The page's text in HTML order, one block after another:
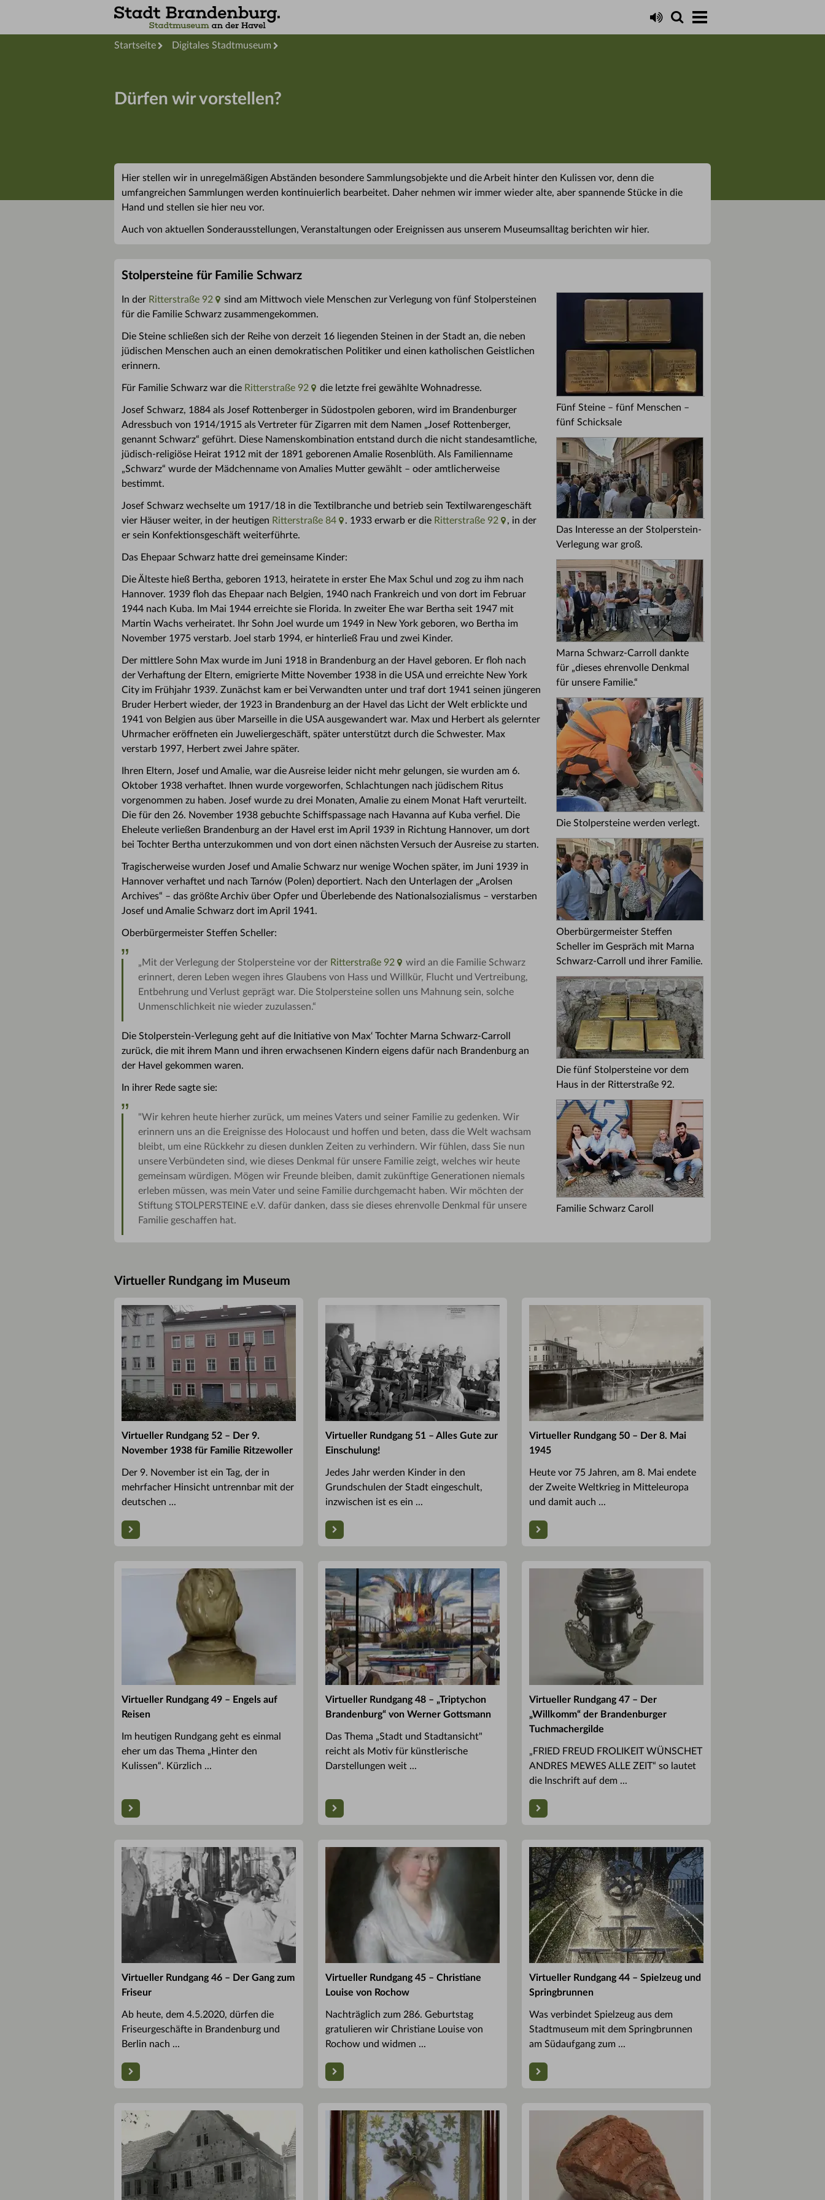
Startseite Digitales Stadtmuseum
Dürfen wir vorstellen?
Hier stellen wir in unregelmäßigen Abständen besondere Sammlungsobjekte und die Arbeit hinter den Kulissen vor, denn die
umfangreichen Sammlungen werden kontinuierlich bearbeitet. Daher nehmen wir immer wieder alte, aber spannende Stücke in die
Hand und stellen sie hier neu vor.
Auch von aktuellen Sonderausstellungen, Veranstaltungen oder Ereignissen aus unserem Museumsalltag berichten wir hier.
Stolpersteine für Familie Schwarz
Fünf Steine – fünf Menschen –
fünf Schicksale
Das Interesse an der Stolperstein-
Verlegung war groß.
Marna Schwarz-Carroll dankte
für „dieses ehrenvolle Denkmal
für unsere Familie.“
Die Stolpersteine werden verlegt.
Oberbürgermeister Steffen
Scheller im Gespräch mit Marna
Schwarz-Carroll und ihrer Familie.
Die fünf Stolpersteine vor dem
Haus in der Ritterstraße 92.
Familie Schwarz Caroll
In der Ritterstraße 92
sind am Mittwoch viele Menschen zur Verlegung von fünf Stolpersteinen
für die Familie Schwarz zusammengekommen.
Die Steine schließen sich der Reihe von derzeit 16 liegenden Steinen in der Stadt an, die neben
jüdischen Menschen auch an einen demokratischen Politiker und einen katholischen Geistlichen
erinnern.
Für Familie Schwarz war die Ritterstraße 92 die letzte frei gewählte Wohnadresse.
Josef Schwarz, 1884 als Josef Rottenberger in Südostpolen geboren, wird im Brandenburger
Adressbuch von 1914/1915 als Vertreter für Zigarren mit dem Namen „Josef Rottenberger,
genannt Schwarz“ geführt. Diese Namenskombination entstand durch die nicht standesamtliche,
jüdisch-religiöse Heirat 1912 mit der 1891 geborenen Amalie Rosenblüth. Als Familienname
„Schwarz“ wurde der Mädchenname von Amalies Mutter gewählt – oder amtlicherweise
bestimmt.
Josef Schwarz wechselte um 1917/18 in die Textilbranche und betrieb sein Textilwarengeschäft
vier Häuser weiter, in der heutigen Ritterstraße 84 . 1933 erwarb er die Ritterstraße 92
, in der
er sein Konfektionsgeschäft weiterführte.
Das Ehepaar Schwarz hatte drei gemeinsame Kinder:
Die Älteste hieß Bertha, geboren 1913, heiratete in erster Ehe Max Schul und zog zu ihm nach
Hannover. 1939 floh das Ehepaar nach Belgien, 1940 nach Frankreich und von dort im Februar
1944 nach Kuba. Im Mai 1944 erreichte sie Florida. In zweiter Ehe war Bertha seit 1947 mit
Martin Wachs verheiratet. Ihr Sohn Joel wurde um 1949 in New York geboren, wo Bertha im
November 1975 verstarb. Joel starb 1994, er hinterließ Frau und zwei Kinder.
Der mittlere Sohn Max wurde im Juni 1918 in Brandenburg an der Havel geboren. Er floh nach
der Verhaftung der Eltern, emigrierte Mitte November 1938 in die USA und erreichte New York
City im Frühjahr 1939. Zunächst kam er bei Verwandten unter und traf dort 1941 seinen jüngeren
Bruder Herbert wieder, der 1923 in Brandenburg an der Havel das Licht der Welt erblickte und
1941 von Belgien aus über Marseille in die USA ausgewandert war. Max und Herbert als gelernter
Uhrmacher eröffneten ein Juweliergeschäft, später unterstützt durch die Schwester. Max
verstarb 1997, Herbert zwei Jahre später.
Ihren Eltern, Josef und Amalie, war die Ausreise leider nicht mehr gelungen, sie wurden am 6.
Oktober 1938 verhaftet. Ihnen wurde vorgeworfen, Schlachtungen nach jüdischem Ritus
vorgenommen zu haben. Josef wurde zu drei Monaten, Amalie zu einem Monat Haft verurteilt.
Die für den 26. November 1938 gebuchte Schiffspassage nach Havanna auf Kuba verfiel. Die
Eheleute verließen Brandenburg an der Havel erst im April 1939 in Richtung Hannover, um dort
bei Tochter Bertha unterzukommen und von dort einen nächsten Versuch der Ausreise zu starten.
Tragischerweise wurden Josef und Amalie Schwarz nur wenige Wochen später, im Juni 1939 in
Hannover verhaftet und nach Tarnów (Polen) deportiert. Nach den Unterlagen der „Arolsen
Archives“ – das größte Archiv über Opfer und Überlebende des Nationalsozialismus – verstarben
Josef und Amalie Schwarz dort im April 1941.
Oberbürgermeister Steffen Scheller:
„Mit der Verlegung der Stolpersteine vor der Ritterstraße 92
wird an die Familie Schwarz
erinnert, deren Leben wegen ihres Glaubens von Hass und Willkür, Flucht und Vertreibung,
Entbehrung und Verlust geprägt war. Die Stolpersteine sollen uns Mahnung sein, solche
Unmenschlichkeit nie wieder zuzulassen.“
Die Stolperstein-Verlegung geht auf die Initiative von Max‘ Tochter Marna Schwarz-Carroll
zurück, die mit ihrem Mann und ihren erwachsenen Kindern eigens dafür nach Brandenburg an
der Havel gekommen waren.
In ihrer Rede sagte sie:
"Wir kehren heute hierher zurück, um meines Vaters und seiner Familie zu gedenken. Wir
erinnern uns an die Ereignisse des Holocaust und hoffen und beten, dass die Welt wachsam
bleibt, um eine Rückkehr zu diesen dunklen Zeiten zu verhindern. Wir fühlen, dass Sie nun
unsere Verbündeten sind, wie dieses Denkmal für unsere Familie zeigt, welches wir heute
gemeinsam würdigen. Mögen wir Freunde bleiben, damit zukünftige Generationen niemals
erleben müssen, was mein Vater und seine Familie durchgemacht haben. Wir möchten der
Stiftung STOLPERSTEINE e.V. dafür danken, dass sie dieses ehrenvolle Denkmal für unsere
Familie geschaffen hat.
Virtueller Rundgang im Museum
Virtueller Rundgang 52 – Der 9.
November 1938 für Familie Ritzewoller
Der 9. November ist ein Tag, der in
mehrfacher Hinsicht untrennbar mit der
deutschen ...
Virtueller Rundgang 51 – Alles Gute zur
Einschulung!
Jedes Jahr werden Kinder in den
Grundschulen der Stadt eingeschult,
inzwischen ist es ein ...
Virtueller Rundgang 50 – Der 8. Mai
1945
Heute vor 75 Jahren, am 8. Mai endete
der Zweite Weltkrieg in Mitteleuropa
und damit auch ...
Virtueller Rundgang 49 – Engels auf
Reisen
Im heutigen Rundgang geht es einmal
eher um das Thema „Hinter den
Kulissen“. Kürzlich ...
Virtueller Rundgang 48 – „Triptychon
Brandenburg“ von Werner Gottsmann
Das Thema „Stadt und Stadtansicht"
reicht als Motiv für künstlerische
Darstellungen weit ...
Virtueller Rundgang 47 – Der
„Willkomm“ der Brandenburger
Tuchmachergilde
„FRIED FREUD FROLIKEIT WÜNSCHET
ANDRES MEWES ALLE ZEIT“ so lautet
die Inschrift auf dem ...
Virtueller Rundgang 46 – Der Gang zum
Friseur
Ab heute, dem 4.5.2020, dürfen die
Friseurgeschäfte in Brandenburg und
Berlin nach ...
Virtueller Rundgang 45 – Christiane
Louise von Rochow
Nachträglich zum 286. Geburtstag
gratulieren wir Christiane Louise von
Rochow und widmen ...
Virtueller Rundgang 44 – Spielzeug und
Springbrunnen
Was verbindet Spielzeug aus dem
Stadtmuseum mit dem Springbrunnen
am Südaufgang zum ...